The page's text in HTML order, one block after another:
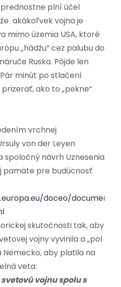
prednostne plní účel
akákoľvek vojna je
mimo územia USA, ktoré
„hádžu“ cez palubu do
Ruska. Pôjde len
minút po stlačení
ako to „pekne“
vrchnej
von der Leyen
spoločný návrh Uznesenia
pamäte pre budúcnosť
doceo/document/
skutočnosti tak, aby
vojny vyvinila a „pol
Nemecko, aby platila na
veta:
vojnu spolu s